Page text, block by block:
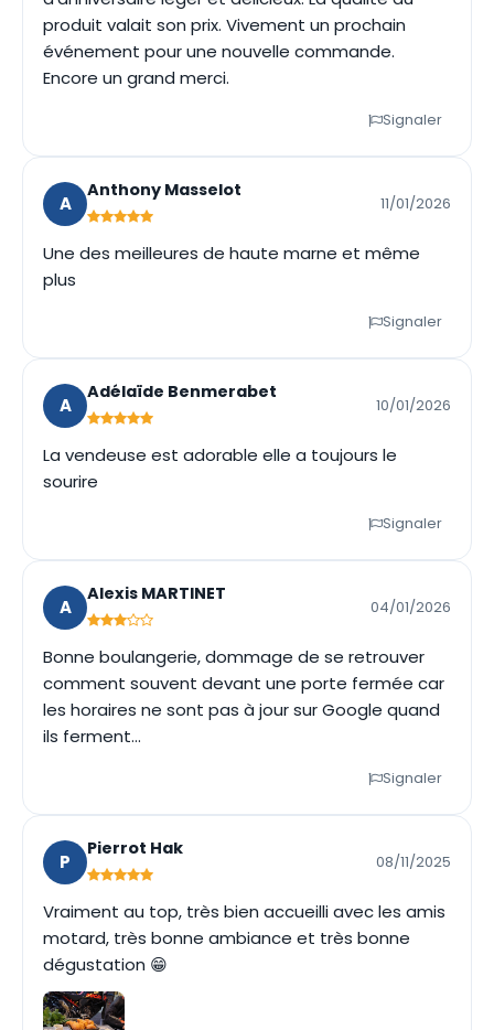
produit valait son prix. Vivement un prochain
événement pour une nouvelle commande.
Encore un grand merci.
Signaler
A
Anthony Masselot
11/01/2026
Une des meilleures de haute marne et même
plus
Signaler
A
Adélaïde Benmerabet
10/01/2026
La vendeuse est adorable elle a toujours le
sourire
Signaler
A
Alexis MARTINET
04/01/2026
Bonne boulangerie, dommage de se retrouver
comment souvent devant une porte fermée car
les horaires ne sont pas à jour sur Google quand
ils ferment...
Signaler
P
Pierrot Hak
08/11/2025
Vraiment au top, très bien accueilli avec les amis
motard, très bonne ambiance et très bonne
dégustation 😁